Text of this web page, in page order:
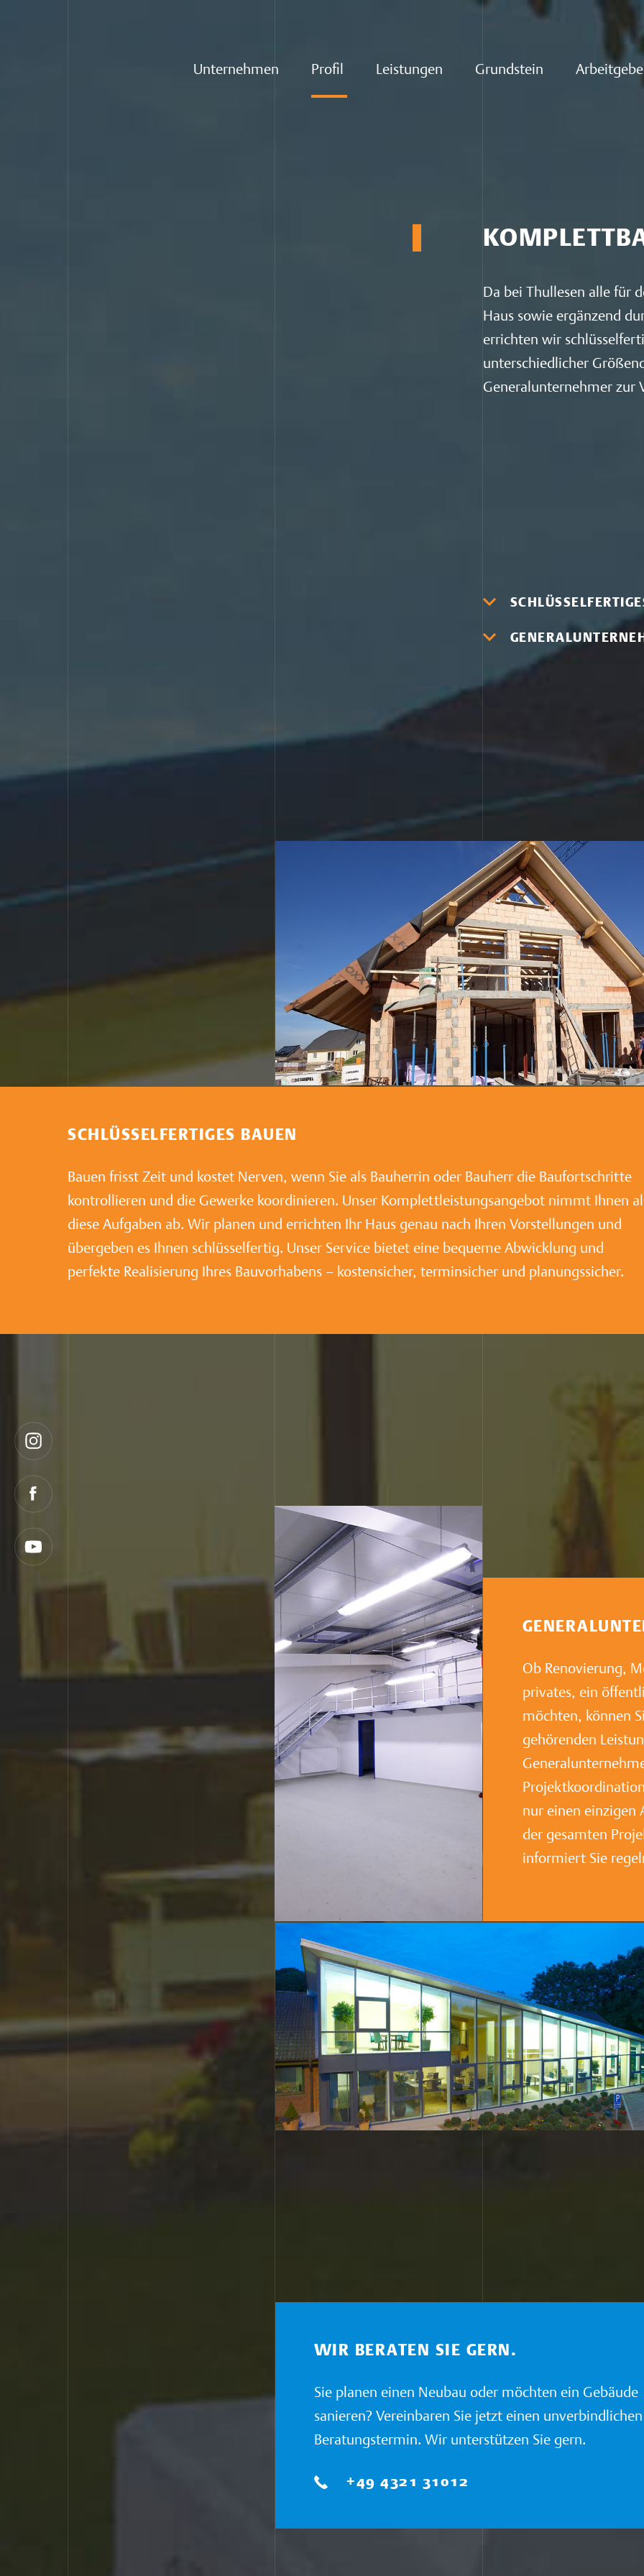
Unternehmen Profil Leistungen Grundstein
Da bei Thullesen alle für
Haus sowie ergänzend
errichten wir
unterschiedlicher
Generalunternehmer zur
SCHLÜSSELFERTIGES BAUEN
Bauen frisst Zeit und kostet Nerven, wenn Sie als Bauherrin oder Bauherr die Baufortschritte
kontrollieren und die Gewerke koordinieren. Unser Komplettleistungsangebot nimmt Ihnen
diese Aufgaben ab. Wir planen und errichten Ihr Haus genau nach Ihren Vorstellungen und
übergeben es Ihnen schlüsselfertig. Unser Service bietet eine bequeme Abwicklung und
perfekte Realisierung Ihres Bauvorhabens – kostensicher, terminsicher und planungssicher.
Ob Renovierung,
privates, ein
möchten, können
gehörenden
nur einen einzigen
der gesamten
informiert Sie
WIR BERATEN SIE GERN.
Sie planen einen Neubau oder möchten ein Gebäude
sanieren? Vereinbaren Sie jetzt einen unverbindlichen
Beratungstermin. Wir unterstützen Sie gern.
+49 4321 31012